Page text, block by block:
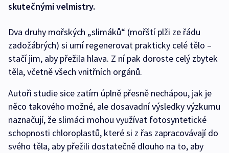
skutečnými velmistry.
Dva druhy mořských „slimáků“ (mořští plži ze řádu
zadožábrých) si umí regenerovat prakticky celé tělo –
stačí jim, aby přežila hlava. Z ní pak doroste celý zbytek
těla, včetně všech vnitřních orgánů.
Autoři studie sice zatím úplně přesně nechápou, jak je
něco takového možné, ale dosavadní výsledky výzkumu
naznačují, že slimáci mohou využívat fotosyntetické
schopnosti chloroplastů, které si z řas zapracovávají do
svého těla, aby přežili dostatečně dlouho na to, aby